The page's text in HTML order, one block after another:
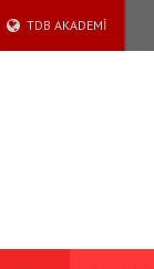
TDB AKADEMİ